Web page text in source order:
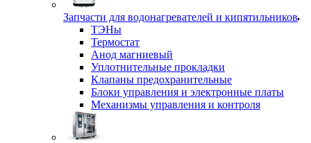
Запчасти для водонагревателей и кипятильников
ТЭНы
Термостат
Анод магниевый
Уплотнительные прокладки
Клапаны предохранительные
Блоки управления и электронные платы
Механизмы управления и контроля